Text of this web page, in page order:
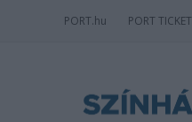
PORT.hu PORT TICKET